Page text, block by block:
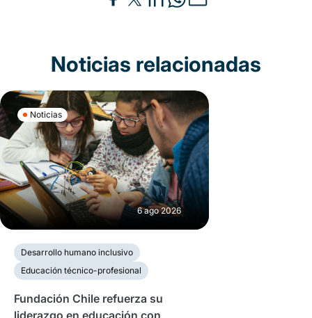
Noticias relacionadas
Noticias
6 ago 2026
Desarrollo humano inclusivo
Educación técnico-profesional
Fundación Chile refuerza su
liderazgo en educación con